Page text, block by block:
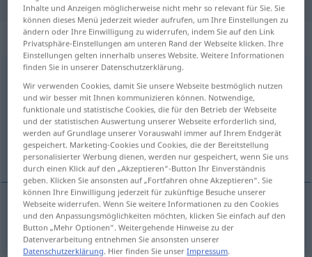
„blaguer“: verbe intransitif
blaguer
Übersicht aller Übersetzungen
(Für mehr Details die Übersetzung anklicken/antippen)
Spaß, Witze machen
Spaß, Witzemachen blaguer
Inhalte und Anzeigen möglicherweise nicht mehr so relevant für Sie. Sie
können dieses Menü jederzeit wieder aufrufen, um Ihre Einstellungen zu
ändern oder Ihre Einwilligung zu widerrufen, indem Sie auf den Link
Privatsphäre-Einstellungen am unteren Rand der Webseite klicken. Ihre
Einstellungen gelten innerhalb unseres Website. Weitere Informationen
finden Sie in unserer Datenschutzerklärung.
Wir verwenden Cookies, damit Sie unsere Webseite bestmöglich nutzen
und wir besser mit Ihnen kommunizieren können. Notwendige,
funktionale und statistische Cookies, die für den Betrieb der Webseite
und der statistischen Auswertung unserer Webseite erforderlich sind,
werden auf Grundlage unserer Vorauswahl immer auf Ihrem Endgerät
gespeichert. Marketing-Cookies und Cookies, die der Bereitstellung
personalisierter Werbung dienen, werden nur gespeichert, wenn Sie uns
durch einen Klick auf den „Akzeptieren“-Button Ihr Einverständnis
geben. Klicken Sie ansonsten auf „Fortfahren ohne Akzeptieren“. Sie
können Ihre Einwilligung jederzeit für zukünftige Besuche unserer
Webseite widerrufen. Wenn Sie weitere Informationen zu den Cookies
und den Anpassungsmöglichkeiten möchten, klicken Sie einfach auf den
Button „Mehr Optionen“. Weitergehende Hinweise zu der
Datenverarbeitung entnehmen Sie ansonsten unserer
Datenschutzerklärung. Hier finden Sie unserImpressum.